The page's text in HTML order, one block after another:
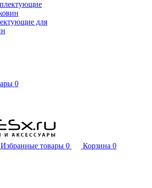
для
0
Избранные товары 0 Корзина 0